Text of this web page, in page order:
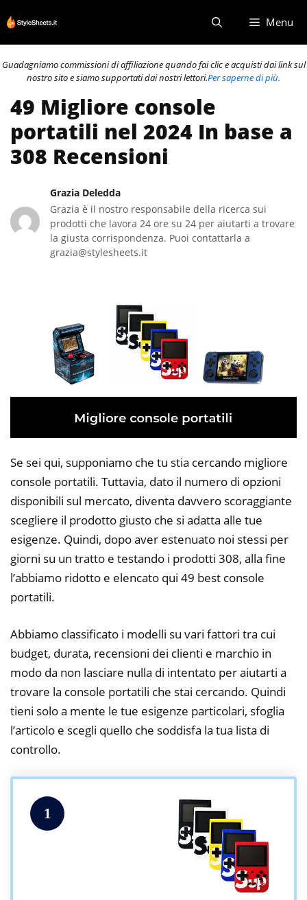
al
contenuto
Menu
Guadagniamo commissioni di affiliazione quando fai clic e acquisti dai link sul
nostro sito e siamo supportati dai nostri lettori.Per saperne di più.
49 Migliore console
portatili nel 2024 In base a
308 Recensioni
Grazia Deledda
Grazia è il nostro responsabile della ricerca sui
prodotti che lavora 24 ore su 24 per aiutarti a trovare
la giusta corrispondenza. Puoi contattarla a
grazia@stylesheets.it
Se sei qui, supponiamo che tu stia cercando migliore
console portatili. Tuttavia, dato il numero di opzioni
disponibili sul mercato, diventa davvero scoraggiante
scegliere il prodotto giusto che si adatta alle tue
esigenze. Quindi, dopo aver estenuato noi stessi per
giorni su un tratto e testando i prodotti 308, alla fine
l’abbiamo ridotto e elencato qui 49 best console
portatili.
Abbiamo classificato i modelli su vari fattori tra cui
budget, durata, recensioni dei clienti e marchio in
modo da non lasciare nulla di intentato per aiutarti a
trovare la console portatili che stai cercando. Quindi
tieni solo a mente le tue esigenze particolari, sfoglia
l’articolo e scegli quello che soddisfa la tua lista di
controllo.
1